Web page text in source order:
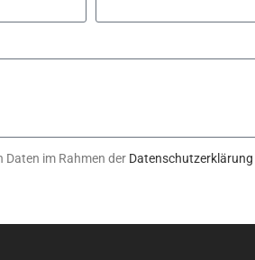
Daten im Rahmen der Datenschutzerklärung